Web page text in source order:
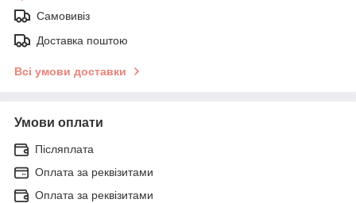
Самовивіз
Доставка поштою
Всі умови доставки
Умови оплати
Післяплата
Оплата за реквізитами
Оплата за реквізитами